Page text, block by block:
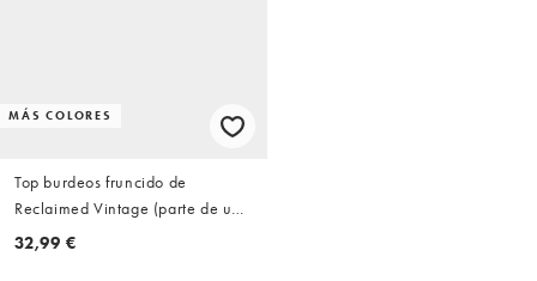
MÁS COLORES
Top burdeos fruncido de
Reclaimed Vintage (parte de un
conjunto)
32,99 €